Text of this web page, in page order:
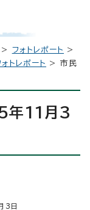
> フォトレポート
>
トレポート
> 市民
5年11月3
月3日